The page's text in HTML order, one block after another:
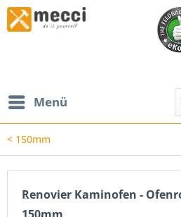
Menü
< 150mm
Renovier Kaminofen -